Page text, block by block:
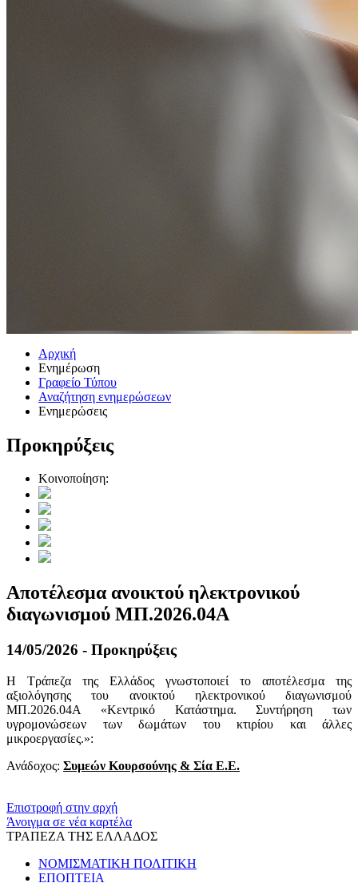
Αρχική
Ενημέρωση
Γραφείο Τύπου
Αναζήτηση ενημερώσεων
Ενημερώσεις
Προκηρύξεις
Κοινοποίηση:
Αποτέλεσμα ανοικτού ηλεκτρονικού
διαγωνισμού ΜΠ.2026.04Α
14/05/2026 - Προκηρύξεις
Η Τράπεζα της Ελλάδος γνωστοποιεί το αποτέλεσμα της
αξιολόγησης του ανοικτού ηλεκτρονικού διαγωνισμού
ΜΠ.2026.04A «Κεντρικό Κατάστημα. Συντήρηση των
υγρομονώσεων των δωμάτων του κτιρίου και άλλες
μικροεργασίες.»:
Ανάδοχος: Συμεών Κουρσούνης & Σία Ε.Ε.
Επιστροφή στην αρχή
Άνοιγμα σε νέα καρτέλα
ΤΡΑΠΕΖΑ ΤΗΣ ΕΛΛΑΔΟΣ
ΝΟΜΙΣΜΑΤΙΚΗ ΠΟΛΙΤΙΚΗ
ΕΠΟΠΤΕΙΑ